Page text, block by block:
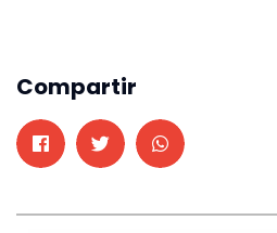
Compartir